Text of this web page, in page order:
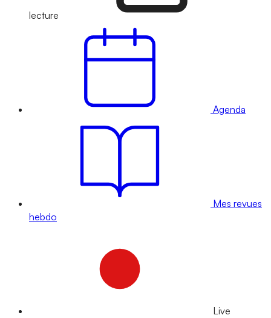
lecture
Agenda
Mes revues
hebdo
Live